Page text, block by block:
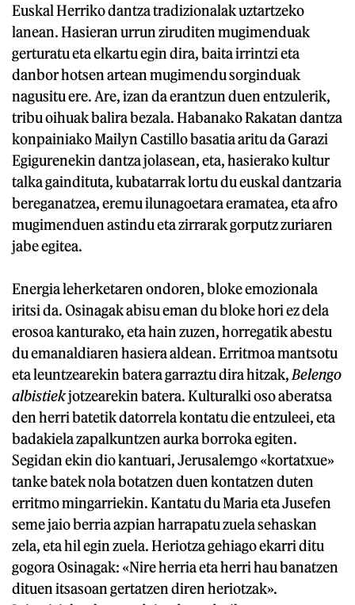
Euskal Herriko dantza tradizionalak uztartzeko
lanean. Hasieran urrun ziruditen mugimenduak
gerturatu eta elkartu egin dira, baita irrintzi eta
danbor hotsen artean mugimendu sorginduak
nagusitu ere. Are, izan da erantzun duen entzulerik,
tribu oihuak balira bezala. Habanako Rakatan dantza
konpainiako Mailyn Castillo basatia aritu da Garazi
Egigurenekin dantza jolasean, eta, hasierako kultur
talka gaindituta, kubatarrak lortu du euskal dantzaria
bereganatzea, eremu ilunagoetara eramatea, eta afro
mugimenduen astindu eta zirrarak gorputz zuriaren
jabe egitea.
Energia leherketaren ondoren, bloke emozionala
iritsi da. Osinagak abisu eman du bloke hori ez dela
erosoa kanturako, eta hain zuzen, horregatik abestu
du emanaldiaren hasiera aldean. Erritmoa mantsotu
eta leuntzearekin batera garraztu dira hitzak, Belengo
albistiekjotzearekin batera. Kulturalki oso aberatsa
den herri batetik datorrela kontatu die entzuleei, eta
badakiela zapalkuntzen aurka borroka egiten.
Segidan ekin dio kantuari, Jerusalemgo «kortatxue»
tanke batek nola botatzen duen kontatzen duten
erritmo mingarriekin. Kantatu du Maria eta Jusefen
seme jaio berria azpian harrapatu zuela sehaskan
zela, eta hil egin zuela. Heriotza gehiago ekarri ditu
gogora Osinagak: «Nire herria eta herri hau banatzen
dituen itsasoan gertatzen diren heriotzak».